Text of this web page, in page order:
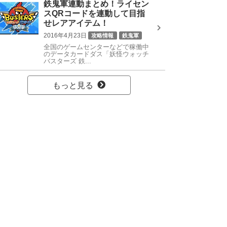
鉄鬼軍連動まとめ！ライセン
スQRコードを連動して目指
せレアアイテム！
2016年4月23日 攻略情報 鉄鬼軍
全国のゲームセンターなどで稼働中
のデータカードダス「妖怪ウォッチ
バスターズ 鉄...
もっと見る